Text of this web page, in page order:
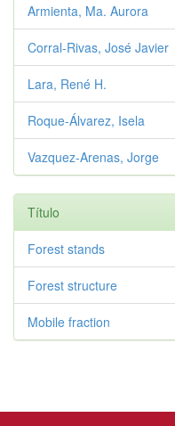
Armienta, Ma. Aurora
Corral-Rivas, José Javier
Lara, René H.
Roque-Álvarez, Isela
Vazquez-Arenas, Jorge
Título
Forest stands
Forest structure
Mobile fraction